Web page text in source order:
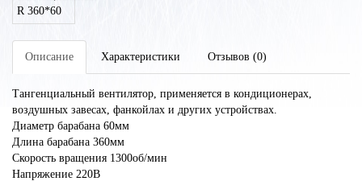
Описание Характеристики Отзывов (0)
Тангенциальный вентилятор, применяется в кондиционерах,
воздушных завесах, фанкойлах и других устройствах.
Диаметр барабана 60мм
Длина барабана 360мм
Скорость вращения 1300об/мин
Напряжение 220В